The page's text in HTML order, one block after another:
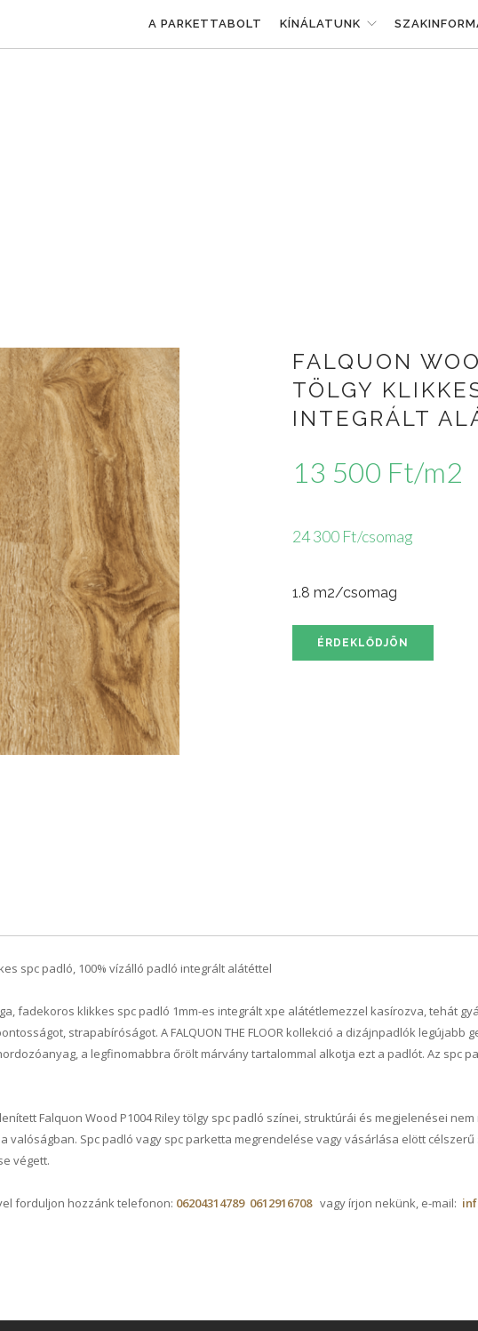
A PARKETTABOLT KÍNÁLATUNK
FALQUON
TÖLGY
INTEGRÁLT
13 500 Ft/m2
24 300 Ft/csomag
1.8 m2/csomag
ÉRDEKLŐDJÖN
spc padló, 100% vízálló padló integrált alátéttel
fadekoros klikkes spc padló 1mm-es integrált xpe alátétlemezzel kasírozva, tehát
strapabíróságot. A FALQUON THE FLOOR kollekció a dizájnpadlók
a legfinomabbra őrölt márvány tartalommal alkotja ezt a padlót. Az spc
Falquon Wood P1004 Riley tölgy spc padló színei, struktúrái és megjelenései
valóságban. Spc padló vagy spc parketta megrendelése vagy vásárlása elött
végett.
forduljon hozzánk telefonon: 06204314789 0612916708vagy írjon nekünk, e-mail: